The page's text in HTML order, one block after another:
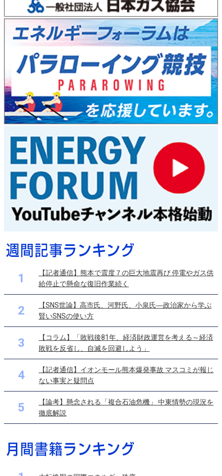
1
【記者通信】熊本で震度７の巨大地震再び 停電やガス供
給停止で懸命な復旧作業続く
2
【SNS世論】高市氏、河野氏、小泉氏―政治家から学ぶ
賢いSNSの使い方
3
【コラム】「敗戦後81年、経済財政運営を考える～経済
敗戦を反省し、自滅を回避しよう」
4
【記者通信】イオンモール熊本爆発事故 マスコミが報じ
ない事実と疑問点
5
【論考】懸念される「複合石油危機」 中東情勢の現況を
徹底解説